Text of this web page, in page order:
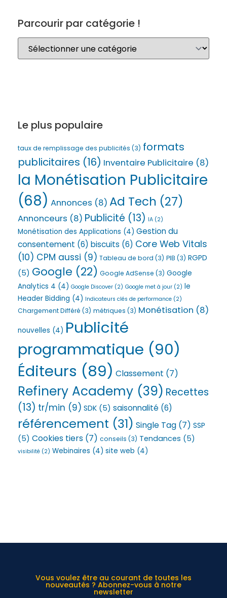
Parcourir par catégorie !
Le plus populaire
taux de remplissage des publicités (3) formats
publicitaires (16) Inventaire Publicitaire (8)
la Monétisation Publicitaire
(68) Annonces (8) Ad Tech (27)
Annonceurs (8) Publicité (13) IA (2)
Monétisation des Applications (4) Gestion du
consentement (6) biscuits (6) Core Web Vitals
(10) CPM aussi (9) Tableau de bord (3) PIB (3) RGPD
(5) Google (22) Google AdSense (3) Google
Analytics 4 (4) Google Discover (2) Google met à jour (2) le
Header Bidding (4) Indicateurs clés de performance (2)
Chargement Différé (3) métriques (3) Monétisation (8)
nouvelles (4) Publicité
programmatique (90)
Éditeurs (89) Classement (7)
Refinery Academy (39) Recettes
(13) tr/min (9) SDK (5) saisonnalité (6)
référencement (31) Single Tag (7) SSP
(5) Cookies tiers (7) conseils (3) Tendances (5)
visibilité (2) Webinaires (4) site web (4)
Vous voulez être au courant de toutes les
nouveautés ? Abonnez-vous à notre
newsletter